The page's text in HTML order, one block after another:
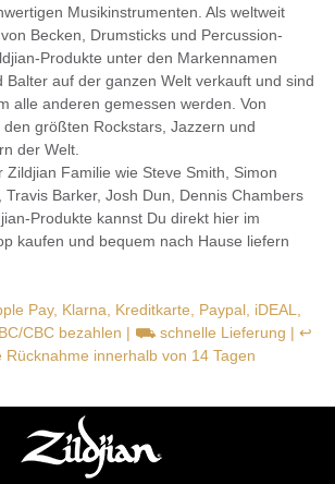
Musikinstrumenten. Als weltweit
Becken, Drumsticks und Percussion-
Produkte unter den Markennamen
Balter auf der ganzen Welt verkauft und sind
alle anderen gemessen werden. Von
größten Rockstars, Jazzern und
der Welt.
Zildjian Familie wie Steve Smith, Simon
Travis Barker, Josh Dun, Dennis Chambers
Produkte kannst Du direkt hier im
kaufen und bequem nach Hause liefern
Pay, Klarna, Kreditkarte, Paypal, iDEAL,
CBC bezahlen | ⛟ schnelle Lieferung | ↩
Rücknahme innerhalb von 14 Tagen